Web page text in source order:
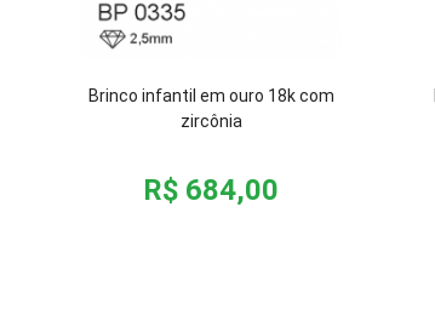
Brinco infantil em ouro 18k com
zircônia
R$ 684,00